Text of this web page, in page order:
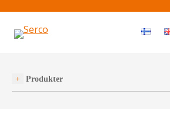
Produkter